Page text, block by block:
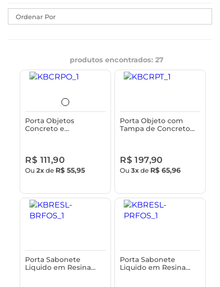
Ordenar Por
produtos encontrados: 27
Porta Objetos
Concreto e
Acabamento em
R$ 111,90
Ou2xde R$ 55,95
Porta Objeto com
Tampa de Concreto
R$ 197,90
Ou3xde R$ 65,96
Porta Sabonete
Liquido em Resina
Porta Sabonete
Liquido em Resina